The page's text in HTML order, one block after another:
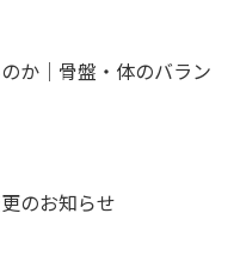
か｜骨盤・体のバラン
のお知らせ